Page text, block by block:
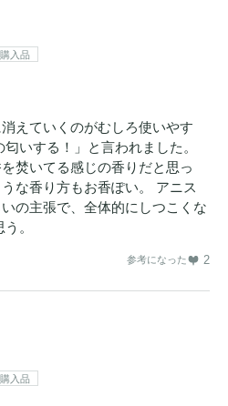
購入品
えていくのがむしろ使いやす
いする！」と言われました。
焚いてる感じの香りだと思っ
な香り方もお香ぽい。 アニス
の主張で、全体的にしつこくな
。
参考になった 2
購入品